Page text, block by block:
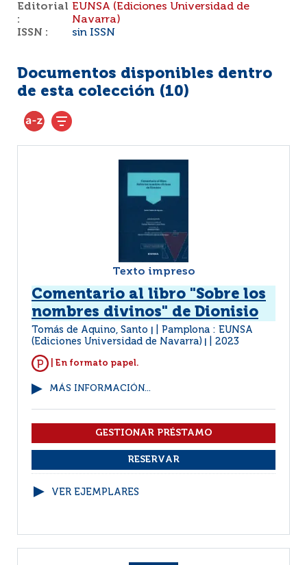
Editorial
:
EUNSA (Ediciones Universidad de
Navarra)
ISSN :
sin ISSN
Documentos disponibles dentro
de esta colección (10)
Texto impreso
Comentario al libro "Sobre los
nombres divinos" de Dionisio
Tomás de Aquino, Santo
Pamplona : EUNSA
(Ediciones Universidad de Navarra)
2023
| En formato papel.
MÁS INFORMACIÓN...
VER EJEMPLARES